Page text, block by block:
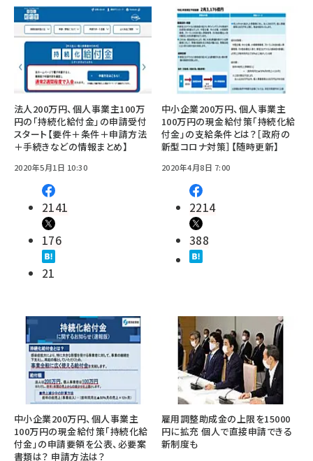
法人200万円、個人事業主100万
円の「持続化給付金」の申請受付
スタート【要件＋条件＋申請方法
＋手続きなどの情報まとめ】
2020年5月1日 10:30
2141
176
21
中小企業200万円、個人事業主
100万円の現金給付策「持続化給
付金」の支給条件とは？［政府の
新型コロナ対策］【随時更新】
2020年4月8日 7:00
2214
388
中小企業200万円、個人事業主
100万円の現金給付策「持続化給
付金」の申請要領を公表、必要案
書類は？ 申請方法は？
雇用調整助成金の上限を15000
円に拡充 個人で直接申請できる
新制度も